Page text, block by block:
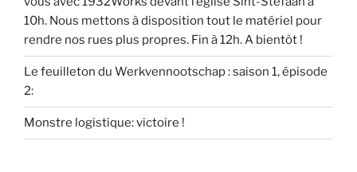
10h. Nous mettons à disposition tout le matériel pour
rendre nos rues plus propres. Fin à 12h. A bientôt !
Le feuilleton du Werkvennootschap : saison 1, épisode
2:
Monstre logistique: victoire !